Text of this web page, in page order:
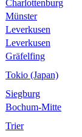
Charlottenburg
Münster
Leverkusen
Leverkusen
Gräfelfing
Tokio (Japan)
Siegburg
Bochum-Mitte
Trier